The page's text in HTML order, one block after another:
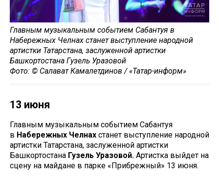
Главным музыкальным событием Сабантуя в
Набережных Челнах станет выступление народной
артистки Татарстана, заслуженной артистки
Башкортостана Гузель Уразовой
Фото: © Салават Камалетдинов / «Татар-информ»
13 июня
Главным музыкальным событием Сабантуя
в Набережных Челнах станет выступление народной
артистки Татарстана, заслуженной артистки
Башкортостана Гузель Уразовой. Артистка выйдет на
сцену на майдане в парке «Прибрежный» 13 июня.